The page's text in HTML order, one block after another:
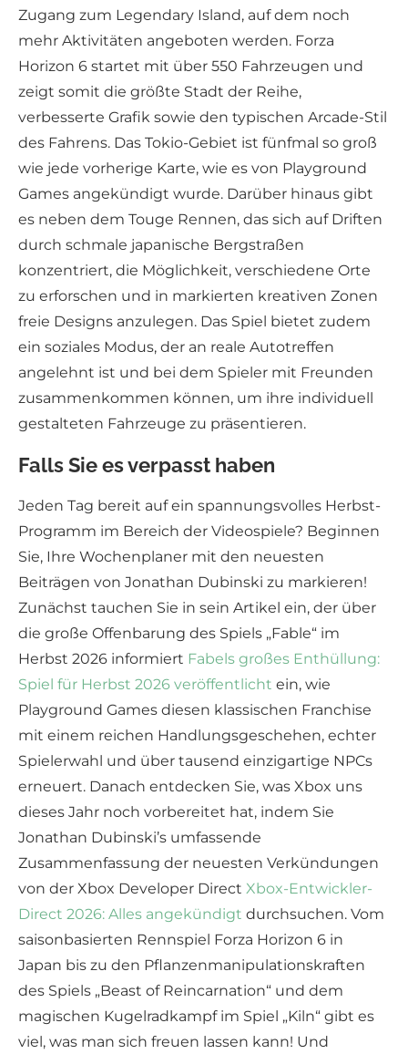
Zugang zum Legendary Island, auf dem noch
mehr Aktivitäten angeboten werden. Forza
Horizon 6 startet mit über 550 Fahrzeugen und
zeigt somit die größte Stadt der Reihe,
verbesserte Grafik sowie den typischen Arcade-Stil
des Fahrens. Das Tokio-Gebiet ist fünfmal so groß
wie jede vorherige Karte, wie es von Playground
Games angekündigt wurde. Darüber hinaus gibt
es neben dem Touge Rennen, das sich auf Driften
durch schmale japanische Bergstraßen
konzentriert, die Möglichkeit, verschiedene Orte
zu erforschen und in markierten kreativen Zonen
freie Designs anzulegen. Das Spiel bietet zudem
ein soziales Modus, der an reale Autotreffen
angelehnt ist und bei dem Spieler mit Freunden
zusammenkommen können, um ihre individuell
gestalteten Fahrzeuge zu präsentieren.
Falls Sie es verpasst haben
Jeden Tag bereit auf ein spannungsvolles Herbst-
Programm im Bereich der Videospiele? Beginnen
Sie, Ihre Wochenplaner mit den neuesten
Beiträgen von Jonathan Dubinski zu markieren!
Zunächst tauchen Sie in sein Artikel ein, der über
die große Offenbarung des Spiels „Fable“ im
Herbst 2026 informiert Fabels großes Enthüllung:
Spiel für Herbst 2026 veröffentlicht ein, wie
Playground Games diesen klassischen Franchise
mit einem reichen Handlungsgeschehen, echter
Spielerwahl und über tausend einzigartige NPCs
erneuert. Danach entdecken Sie, was Xbox uns
dieses Jahr noch vorbereitet hat, indem Sie
Jonathan Dubinski’s umfassende
Zusammenfassung der neuesten Verkündungen
von der Xbox Developer Direct Xbox-Entwickler-
Direct 2026: Alles angekündigt durchsuchen. Vom
saisonbasierten Rennspiel Forza Horizon 6 in
Japan bis zu den Pflanzenmanipulationskraften
des Spiels „Beast of Reincarnation“ und dem
magischen Kugelradkampf im Spiel „Kiln“ gibt es
viel, was man sich freuen lassen kann! Und